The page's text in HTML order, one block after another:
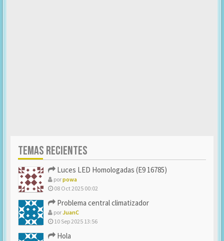
TEMAS RECIENTES
Luces LED Homologadas (E9 16785)
porpowa
08 Oct 2025 00:02
Problema central climatizador
porJuanC
10 Sep 2025 13:56
Hola